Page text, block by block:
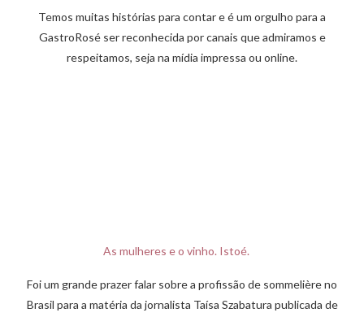
Temos muitas histórias para contar e é um orgulho para a
GastroRosé ser reconhecida por canais que admiramos e
respeitamos, seja na mídia impressa ou online.
As mulheres e o vinho. Istoé.
Foi um grande prazer falar sobre a profissão de sommelière no
Brasil para a matéria da jornalista Taísa Szabatura publicada de